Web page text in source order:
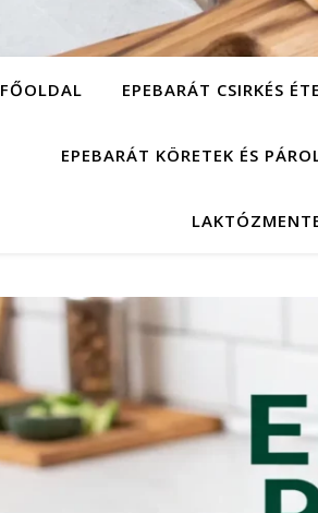
FŐOLDAL EPEBARÁT CSIRKÉS
EPEBARÁT KÖRETEK ÉS